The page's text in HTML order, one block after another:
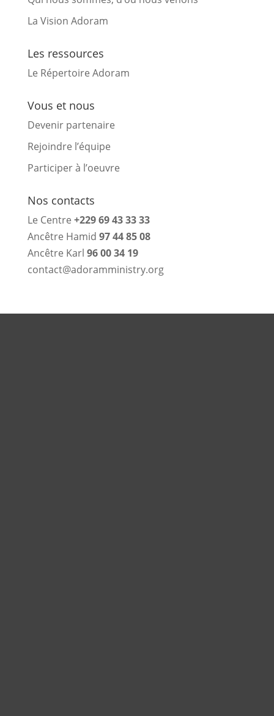
La Vision Adoram
Les ressources
Le Répertoire Adoram
Vous et nous
Devenir partenaire
Rejoindre l’équipe
Participer à l’oeuvre
Nos contacts
Le Centre +229 69 43 33 33
Ancêtre Hamid 97 44 85 08
Ancêtre Karl 96 00 34 19
contact@adoramministry.org